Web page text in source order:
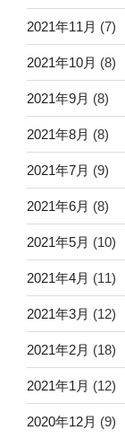
2021年11月 (7)
2021年10月 (8)
2021年9月 (8)
2021年8月 (8)
2021年7月 (9)
2021年6月 (8)
2021年5月 (10)
2021年4月 (11)
2021年3月 (12)
2021年2月 (18)
2021年1月 (12)
2020年12月 (9)